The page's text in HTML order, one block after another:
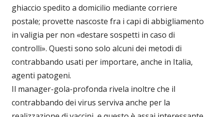
ghiaccio spedito a domicilio mediante corriere
postale; provette nascoste fra i capi di abbigliamento
in valigia per non «destare sospetti in caso di
controlli». Questi sono solo alcuni dei metodi di
contrabbando usati per importare, anche in Italia,
agenti patogeni.
Il manager-gola-profonda rivela inoltre che il
contrabbando dei virus serviva anche per la